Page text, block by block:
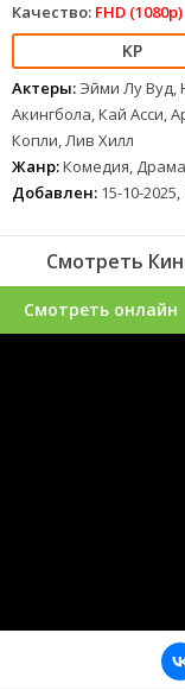
Качество: FHD (1080p)
Актеры: Эйми Лу Вуд,
Акингбола, Кай Асси,
Копли, Лив Хилл
Жанр:Комедия, Драма
Добавлен: 15-10-2025,
Смотреть
Смотреть онлайн